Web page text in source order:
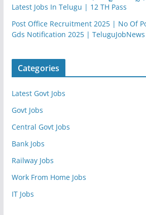
Latest Jobs In Telugu | 12 TH Pass
Post Office Recruitment 2025 | No Of
Gds Notification 2025 | TeluguJobNews
Categories
Latest Govt Jobs
Govt Jobs
Central Govt Jobs
Bank Jobs
Railway Jobs
Work From Home Jobs
IT Jobs